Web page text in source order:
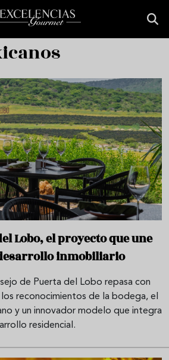
Lobo, el proyecto que une
inmobiliario
de Puerta del Lobo repasa con
reconocimientos de la bodega, el
y un innovador modelo que integra
residencial.